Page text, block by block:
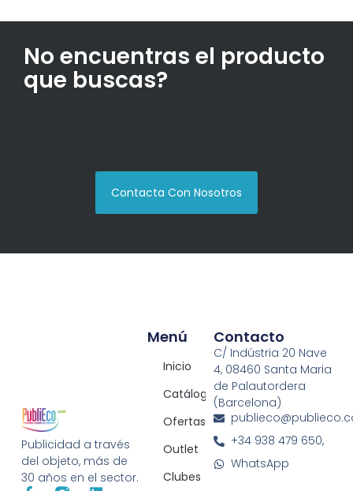
No encuentras el producto
que buscas?
Contacta Con Nosotros
Publicidad a través
del objeto, más de
30 años en el sector.
Menú
Inicio
Catálogos
Ofertas
Outlet
Clubes
Contacto
C/ Indústria 20 Nave
4, 08460 Santa Maria
de Palautordera
(Barcelona)
+34 938 479 650,
WhatsApp